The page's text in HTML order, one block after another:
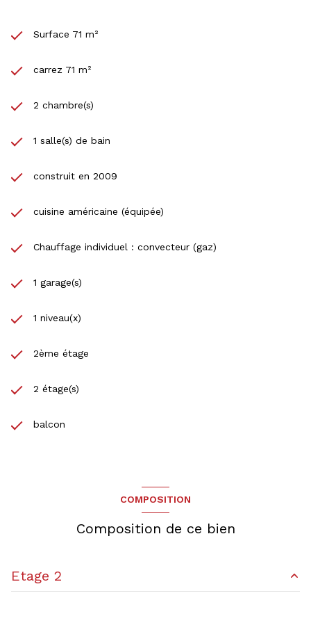
Surface 71 m²
carrez 71 m²
2 chambre(s)
1 salle(s) de bain
construit en 2009
cuisine américaine (équipée)
Chauffage individuel : convecteur (gaz)
1 garage(s)
1 niveau(x)
2ème étage
2 étage(s)
balcon
COMPOSITION
Composition de ce bien
Etage 2